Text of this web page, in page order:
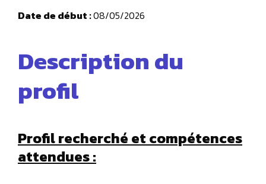
Date de début :08/05/2026
Description du
profil
Profil recherché et compétences
attendues :